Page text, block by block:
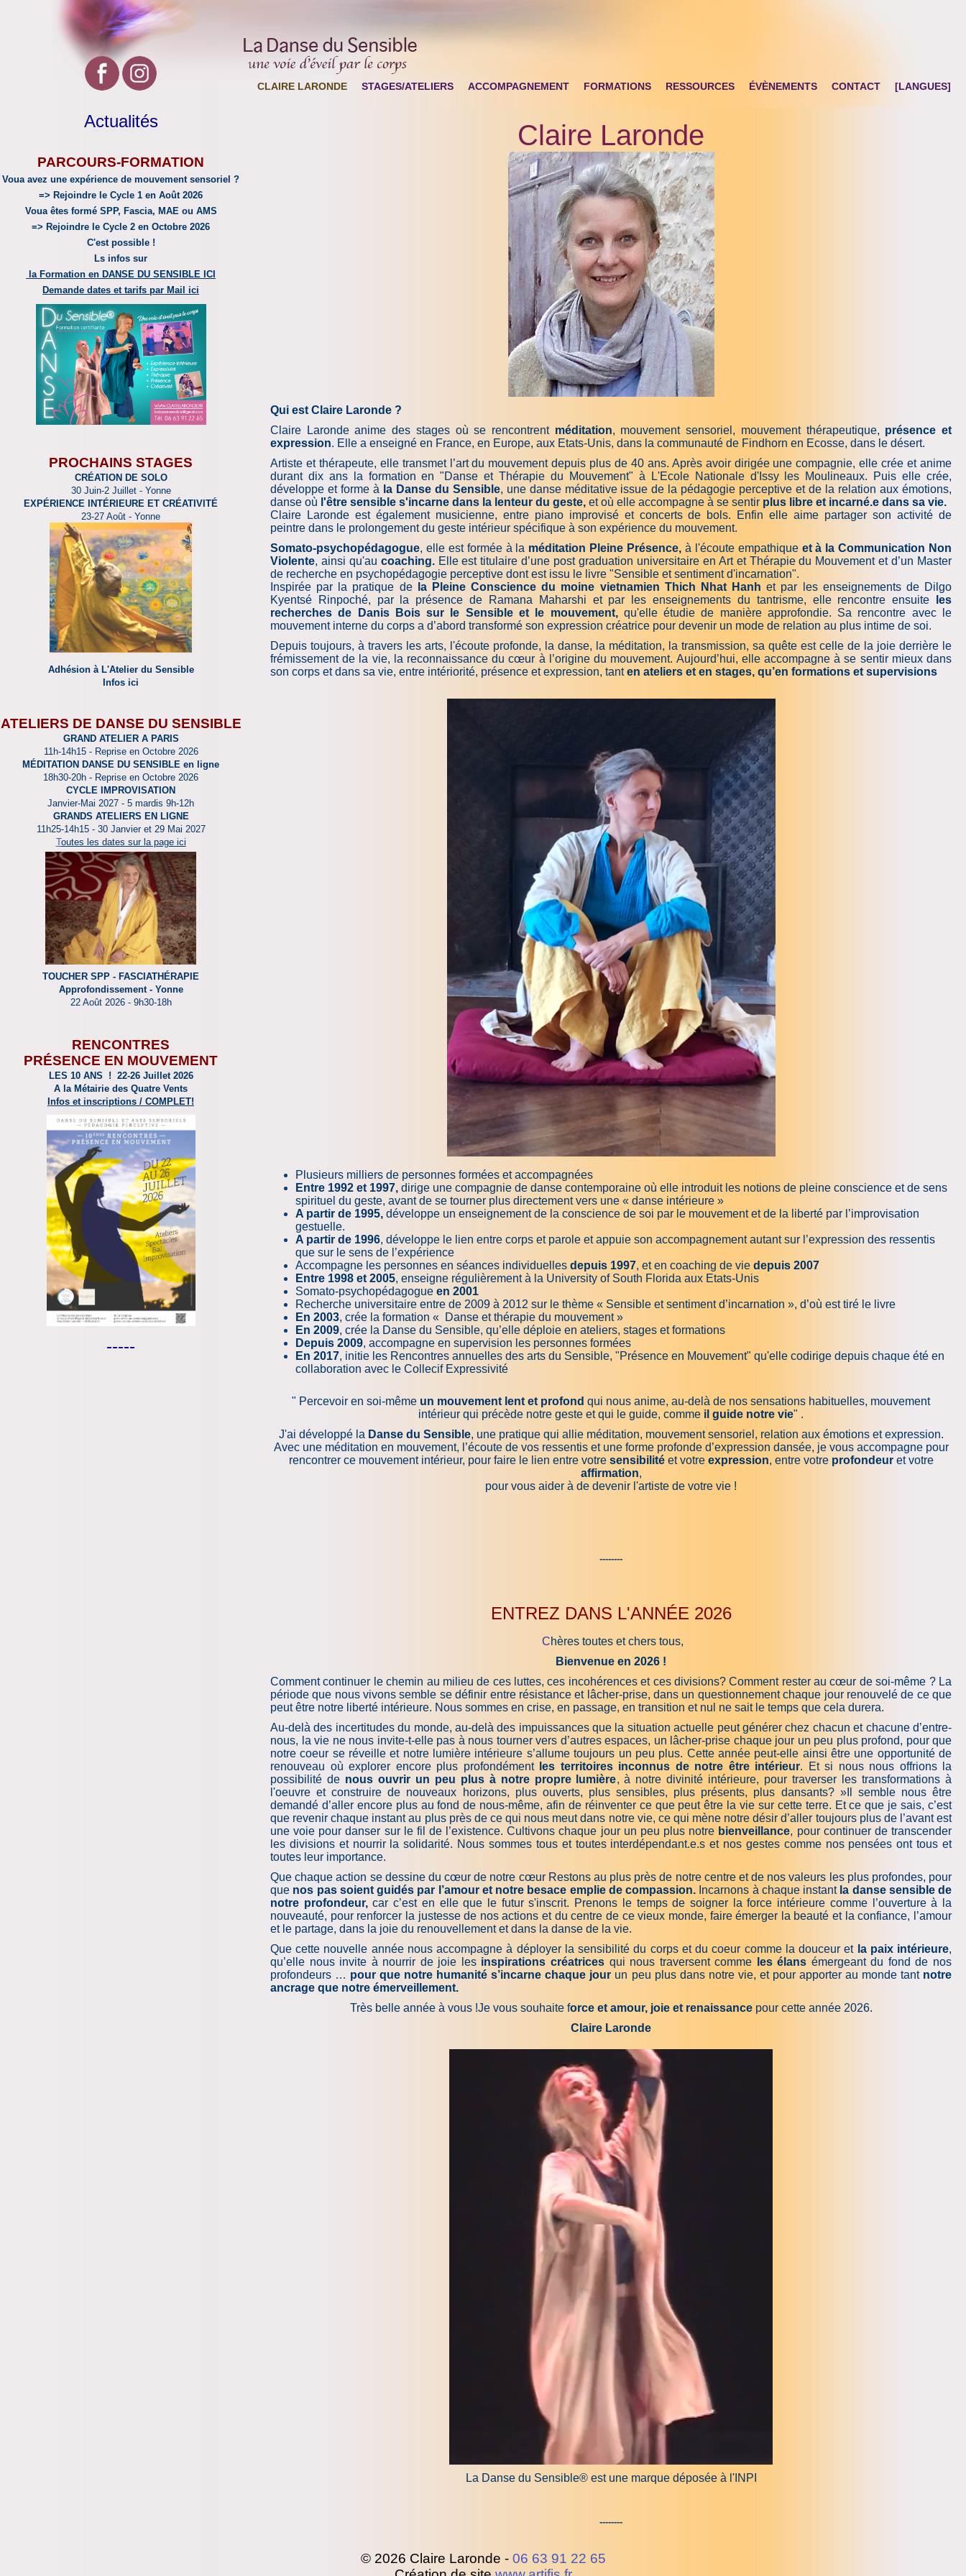
CLAIRE LARONDE STAGES/ATELIERS ACCOMPAGNEMENT FORMATIONS RESSOURCES ÉVÈNEMENTS CONTACT [LANGUES]
Actualités
PARCOURS-FORMATION
Voua avez une expérience de mouvement sensoriel ?
=> Rejoindre le Cycle 1 en Août 2026
Voua êtes formé SPP, Fascia, MAE ou AMS
=> Rejoindre le Cycle 2 en Octobre 2026
C'est possible !
Ls infos sur
la Formation en DANSE DU SENSIBLE ICI
Demande dates et tarifs par Mail ici
PROCHAINS STAGES
CRÉATION DE SOLO
30 Juin-2 Juillet - Yonne
EXPÉRIENCE INTÉRIEURE ET CRÉATIVITÉ
23-27 Août - Yonne
Adhésion à L'Atelier du Sensible
Infos ici
ATELIERS DE DANSE DU SENSIBLE
GRAND ATELIER A PARIS
11h-14h15 - Reprise en Octobre 2026
MÉDITATION DANSE DU SENSIBLE en ligne
18h30-20h - Reprise en Octobre 2026
CYCLE IMPROVISATION
Janvier-Mai 2027 - 5 mardis 9h-12h
GRANDS ATELIERS EN LIGNE
11h25-14h15 - 30 Janvier et 29 Mai 2027
Toutes les dates sur la page ici
TOUCHER SPP - FASCIATHÉRAPIE
Approfondissement - Yonne
22 Août 2026 - 9h30-18h
RENCONTRES
PRÉSENCE EN MOUVEMENT
LES 10 ANS ! 22-26 Juillet 2026
A la Métairie des Quatre Vents
Infos et inscriptions / COMPLET!
-----
Claire Laronde
Qui est Claire Laronde ?
Claire Laronde anime des stages où se rencontrent méditation, mouvement sensoriel, mouvement thérapeutique, présence et
expression. Elle a enseigné en France, en Europe, aux Etats-Unis, dans la communauté de Findhorn en Ecosse, dans le désert.
Artiste et thé­ra­peu­te, elle transmet l’art du mouvement depuis plus de 40 ans. Après avoir dirigée une compagnie, elle crée et anime
durant dix ans la formation en "Danse et Thérapie du Mouvement" à L'Ecole Nationale d'Is­sy les Mou­li­neaux. Puis elle crée,
développe et forme à la Danse du Sensible, une danse méditative issue de la pédagogie perceptive et de la relation aux émotions,
danse où l'être sensible s'incarne dans la lenteur du geste, et où elle accompagne à se sentir plus libre et incarné.e dans sa vie.
Claire Laronde est également musicienne, entre piano improvisé et concerts de bols. Enfin elle aime partager son activité de
peintre dans le prolongement du geste intérieur spécifique à son expérience du mouvement.
Somato-psychopédagogue, elle est formée à la méditation Pleine Présence, à l'écoute empathiqueet à la Communication Non
Violente, ainsi qu'au coaching. Elle est titulaire d’une post graduation universitaire en Art et Thérapie du Mouvement et d’un Master
de recherche en psychopédagogie perceptive dont est issu le livre "Sensible et sentiment d'incarnation".
Inspirée par la pratique de
la Pleine Conscience du moine vietnamien Thich Nhat Hanhet par les enseignements de Dilgo
Kyentsé Rinpoché, par la présence de Ramana Maharshi et par les enseignements du tantrisme, elle rencontre ensuite
les
recherches de Danis Bois sur le Sensible et le mouvement, qu'elle étudie de manière approfondie. Sa rencontre avec le
mouvement interne du corps a d’abord transformé son expression créatrice pour devenir un mode de relation au plus intime de soi.
Depuis toujours, à travers les arts, l'écoute profonde, la danse, la méditation, la transmission, sa quête est celle de la joie derrière le
frémissement de la vie, la reconnaissance du cœur à l’origine du mouvement. Aujourd’hui, elle accompagne à se sentir mieux dans
son corps et dans sa vie, entre intériorité, présence et expression, tanten ateliers et en stages, qu’en formations et supervisions
Plusieurs milliers de personnes formées et accompagnées
Entre 1992 et 1997, dirige une compagnie de danse contemporaine où elle introduit les notions de pleine conscience et de sens
spirituel du geste, avant de se tourner plus directement vers une « danse intérieure »
A partir de 1995, développe un enseignement de la conscience de soi par le mouvement et de la liberté par l’improvisation
gestuelle.
A partir de 1996, développe le lien entre corps et parole et appuie son accompagnement autant sur l’expression des ressentis
que sur le sens de l’expérience
Accompagne les personnes en séances individuelles depuis 1997, et en coaching de vie depuis 2007
Entre 1998 et 2005, enseigne régulièrement à la University of South Florida aux Etats-Unis
Somato-psychopédagogue en 2001
Recherche universitaire entre de 2009 à 2012 sur le thème « Sensible et sentiment d’incarnation », d’où est tiré le livre
En 2003, crée la formation « Danse et thérapie du mouvement »
En 2009, crée la Danse du Sensible, qu’elle déploie en ateliers, stages et formations
Depuis 2009, accompagne en supervision les personnes formées
En 2017, initie les Rencontres annuelles des arts du Sensible, "Présence en Mouvement" qu'elle codirige depuis chaque été en
collaboration avec le Collecif Expressivité
" Percevoir en soi-même un mouvement lent et profond qui nous anime, au-delà de nos sensations habituelles, mouvement
intérieur qui précède notre geste et qui le guide, comme il guide notre vie" .
J'ai développé la Danse du Sensible, une pratique qui allie méditation, mouvement sensoriel, relation aux émotions et expression.
Avec une méditation en mouvement, l’écoute de vos ressentis et une forme profonde d’expression dansée, je vous accompagne pour
rencontrer ce mouvement intérieur, pour faire le lien entre votre sensibilitéet votre expression, entre votre profondeuret votre
affirmation,
pour vous aider à de devenir l'artiste de votre vie !
--------
ENTREZ DANS L'ANNÉE 2026
Chères toutes et chers tous,
Bienvenue en 2026 !
Comment continuer le chemin au milieu de ces luttes, ces incohérences et ces divisions? Comment rester au cœur de soi-même ? La
période que nous vivons semble se définir entre résistance et lâcher-prise, dans un questionnement chaque jour renouvelé de ce que
peut être notre liberté intérieure. Nous sommes en crise, en passage, en transition et nul ne sait le temps que cela durera.
Au-delà des incertitudes du monde, au-delà des impuissances que la situation actuelle peut générer chez chacun et chacune d’entre-
nous, la vie ne nous invite-t-elle pas à nous tourner vers d’autres espaces, un lâcher-prise chaque jour un peu plus profond, pour que
notre coeur se réveille et notre lumière intérieure s’allume toujours un peu plus. Cette année peut-elle ainsi être une opportunité de
renouveau où explorer encore plus profondément les territoires inconnus de notre être intérieur. Et si nous nous offrions la
possibilité de nous ouvrir un peu plus à notre propre lumière, à notre divinité intérieure, pour traverser les transformations à
l'oeuvre et construire de nouveaux horizons, plus ouverts, plus sensibles, plus présents, plus dansants? »Il semble nous être
demandé d’aller encore plus au fond de nous-même, afin de réinventer ce que peut être la vie sur cette terre. Et ce que je sais, c’est
que revenir chaque instant au plus près de ce qui nous meut dans notre vie, ce qui mène notre désir d’aller toujours plus de l’avant est
une voie pour danser sur le fil de l’existence. Cultivons chaque jour un peu plus notre bienveillance, pour continuer de transcender
les divisions et nourrir la solidarité. Nous sommes tous et toutes interdépendant.e.s et nos gestes comme nos pensées ont tous et
toutes leur importance.
Que chaque action se dessine du cœur de notre cœur Restons au plus près de notre centre et de nos valeurs les plus profondes, pour
que nos pas soient guidés par l’amour et notre besace emplie de compassion. Incarnons à chaque instant la danse sensible de
notre profondeur,car c’est en elle que le futur s'inscrit. Prenons le temps de soigner la force intérieure comme l’ouverture à la
nouveauté, pour renforcer la justesse de nos actions et du centre de ce vieux monde, faire émerger la beauté et la confiance, l’amour
et le partage, dans la joie du renouvellement et dans la danse de la vie.
Que cette nouvelle année nous accompagne à déployer la sensibilité du corps et du coeur comme la douceur et la paix intérieure,
qu’elle nous invite à nourrir de joie les inspirations créatricesqui nous traversent comme les élans émergeant du fond de nos
profondeurs … pour que notre humanité s’incarne chaque jour un peu plus dans notre vie, et pour apporter au monde tant notre
ancrage que notre émerveillement.
Très belle année à vous !Je vous souhaite force et amour, joie et renaissancepour cette année 2026.
Claire Laronde
La Danse du Sensible® est une marque déposée à l'INPI
--------
© 2026 Claire Laronde - 06 63 91 22 65